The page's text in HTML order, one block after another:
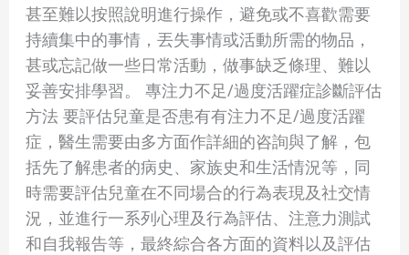
甚至難以按照說明進行操作，避免或不喜歡需要
持續集中的事情，丟失事情或活動所需的物品，
甚或忘記做一些日常活動，做事缺乏條理、難以
妥善安排學習。 專注力不足/過度活躍症診斷評估
方法 要評估兒童是否患有有注力不足/過度活躍
症，醫生需要由多方面作詳細的咨詢與了解，包
括先了解患者的病史、家族史和生活情況等，同
時需要評估兒童在不同場合的行為表現及社交情
況，並進行一系列心理及行為評估、注意力測試
和自我報告等，最終綜合各方面的資料以及評估